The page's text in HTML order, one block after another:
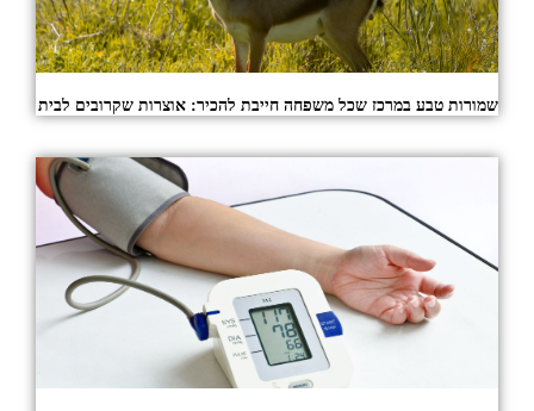
שמורות טבע במרכז שכל משפחה חייבת להכיר: אוצרות שקרובים לבית